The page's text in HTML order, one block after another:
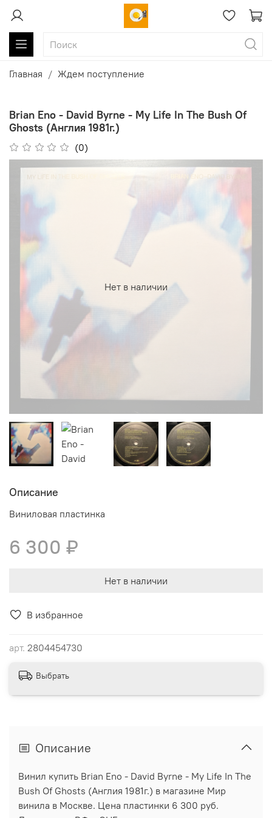
Главная Ждем поступление
Brian Eno - David Byrne - My Life In The Bush Of
Ghosts (Англия 1981г.)
(0)
В избранное
арт. 2804454730
Нет в наличии
Описание
Виниловая пластинка
6 300 ₽
Нет в наличии
Выбрать
Описание
Винил купить Brian Eno - David Byrne - My Life In The
Bush Of Ghosts (Англия 1981г.) в магазине Мир
винила в Москве. Цена пластинки 6 300 руб.